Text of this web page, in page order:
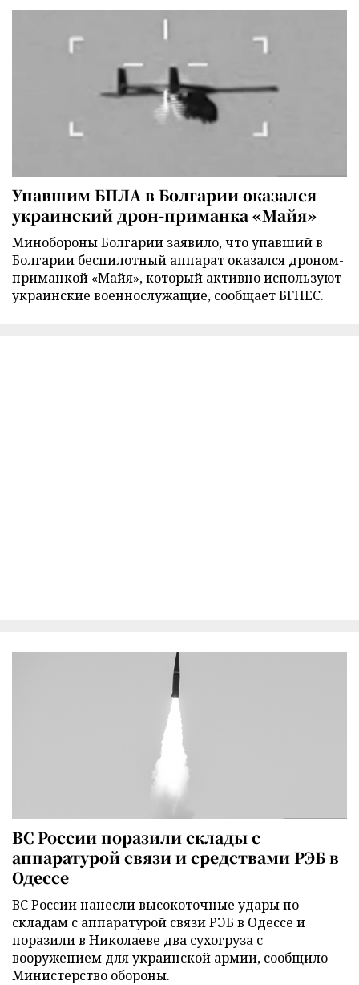
Упавшим БПЛА в Болгарии оказался
украинский дрон-приманка «Майя»
Минобороны Болгарии заявило, что упавший в
Болгарии беспилотный аппарат оказался дроном-
приманкой «Майя», который активно используют
украинские военнослужащие, сообщает БГНЕС.
ВС России поразили склады с
аппаратурой связи и средствами РЭБ в
Одессе
ВС России нанесли высокоточные удары по
складам с аппаратурой связи РЭБ в Одессе и
поразили в Николаеве два сухогруза с
вооружением для украинской армии, сообщило
Министерство обороны.